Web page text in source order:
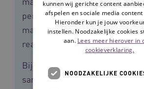
persoonsgerichter en
maken. En dat is precies wat
reablement willen bereiken.
Bij reablement bekijken
samen met ouderen wat zij
kunnen wij gerichte content
afspelen en sociale media
Hieronder kun je jouw
instellen. Noodzakelijke cookies
aan. Lees meer hierover in
cookieverklaring.
NOODZAKELIJKE